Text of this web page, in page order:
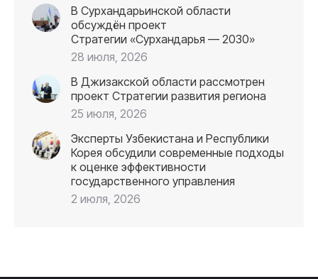
В Сурхандарьинской области
обсуждён проект
Стратегии «Сурхандарья — 2030»
28 июля, 2026
В Джизакской области рассмотрен
проект Стратегии развития региона
25 июля, 2026
Эксперты Узбекистана и Республики
Корея обсудили современные подходы
к оценке эффективности
государственного управления
2 июля, 2026